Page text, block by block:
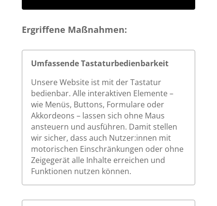
Ergriffene Maßnahmen:
Umfassende Tastaturbedienbarkeit
Unsere Website ist mit der Tastatur
bedienbar. Alle interaktiven Elemente –
wie Menüs, Buttons, Formulare oder
Akkordeons – lassen sich ohne Maus
ansteuern und ausführen. Damit stellen
wir sicher, dass auch Nutzer:innen mit
motorischen Einschränkungen oder ohne
Zeigegerät alle Inhalte erreichen und
Funktionen nutzen können.